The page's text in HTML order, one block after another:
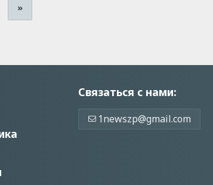
»
Связаться с нами:
1newszp@gmail.com